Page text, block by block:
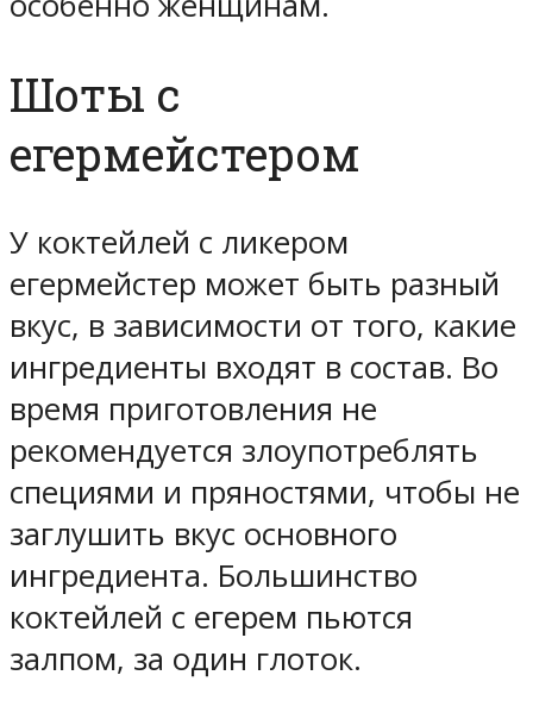
Шоты с
егермейстером
У коктейлей с ликером
егермейстер может быть разный
вкус, в зависимости от того, какие
ингредиенты входят в состав. Во
время приготовления не
рекомендуется злоупотреблять
специями и пряностями, чтобы не
заглушить вкус основного
ингредиента. Большинство
коктейлей с егерем пьются
залпом, за один глоток.